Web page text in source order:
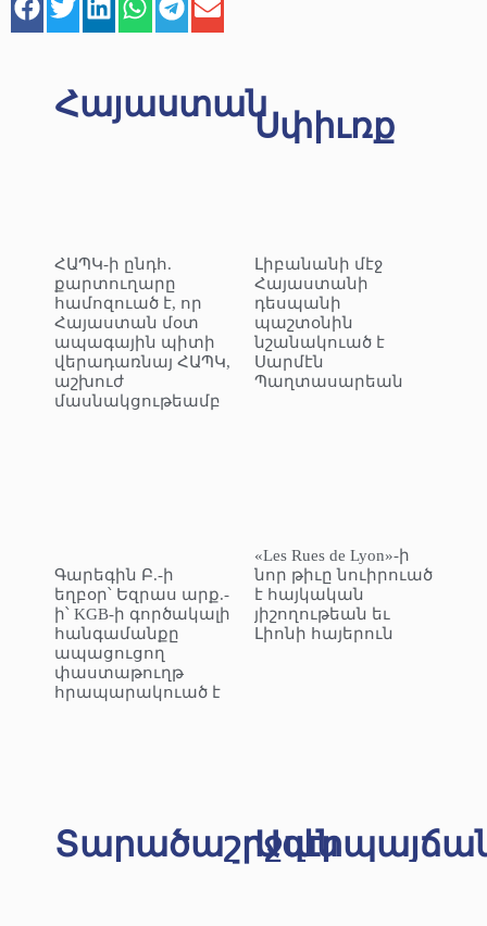
Հայաստան
ՀԱՊԿ-ի ընդհ.
քարտուղարը
համոզուած է, որ
Հայաստան մօտ
ապագային պիտի
վերադառնայ ՀԱՊԿ,
աշխուժ
մասնակցութեամբ
Գարեգին Բ.-ի
եղբօր՝ Եզրաս արք.-
ի՝ KGB-ի գործակալի
հանգամանքը
ապացուցող
փաստաթուղթ
հրապարակուած է
Սփիւռք
Լիբանանի մէջ
Հայաստանի
դեսպանի
պաշտօնին
նշանակուած է
Սարմէն
Պաղտասարեան
«Les Rues de Lyon»-ի
նոր թիւը նուիրուած
է հայկական
յիշողութեան եւ
Լիոնի հայերուն
Տարածաշրջան